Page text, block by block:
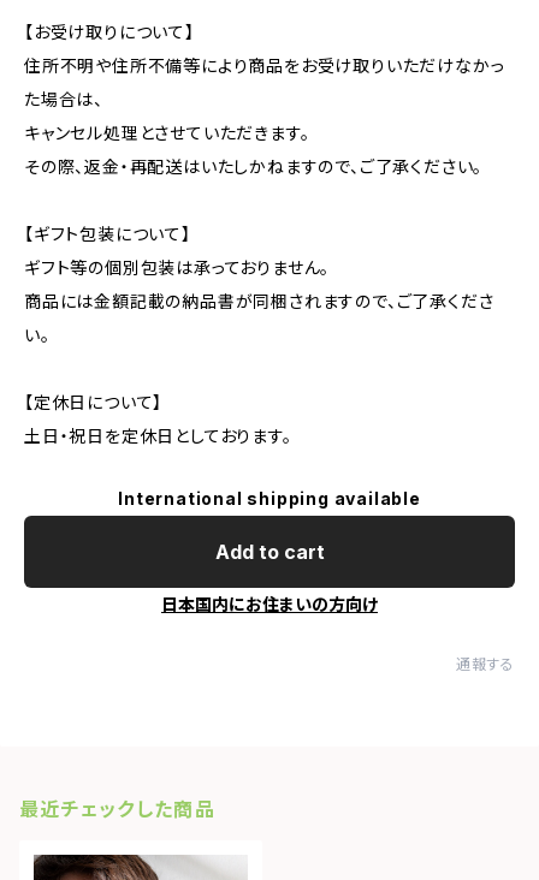
【お受け取りについて】
住所不明や住所不備等により商品をお受け取りいただけなかっ
た場合は、
キャンセル処理とさせていただきます。
その際、返金・再配送はいたしかねますので、ご了承ください。
【ギフト包装について】
ギフト等の個別包装は承っておりません。
商品には金額記載の納品書が同梱されますので、ご了承くださ
い。
【定休日について】
土日・祝日を定休日としております。
International shipping available
Add to cart
日本国内にお住まいの方向け
通報する
最近チェックした商品